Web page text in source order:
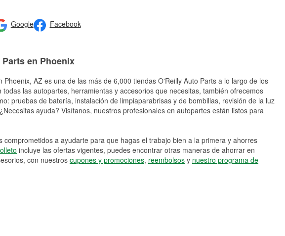
Google Facebook
en Phoenix
Phoenix, AZ es una de las más de 6,000 tiendas O'Reilly Auto Parts a lo largo de los
todas las autopartes, herramientas y accesorios que necesitas, también ofrecemos
pruebas de batería, instalación de limpiaparabrisas y de bombillas, revisión de la luz
ayuda? Visítanos, nuestros profesionales en autopartes están listos para
comprometidos a ayudarte para que hagas el trabajo bien a la primera y ahorres
incluye las ofertas vigentes, puedes encontrar otras maneras de ahorrar en
con nuestros cupones y promociones, reembolsos y nuestro programa de